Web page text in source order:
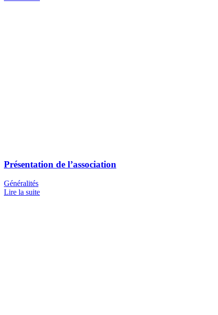
Présentation de l’association
Généralités
Lire la suite